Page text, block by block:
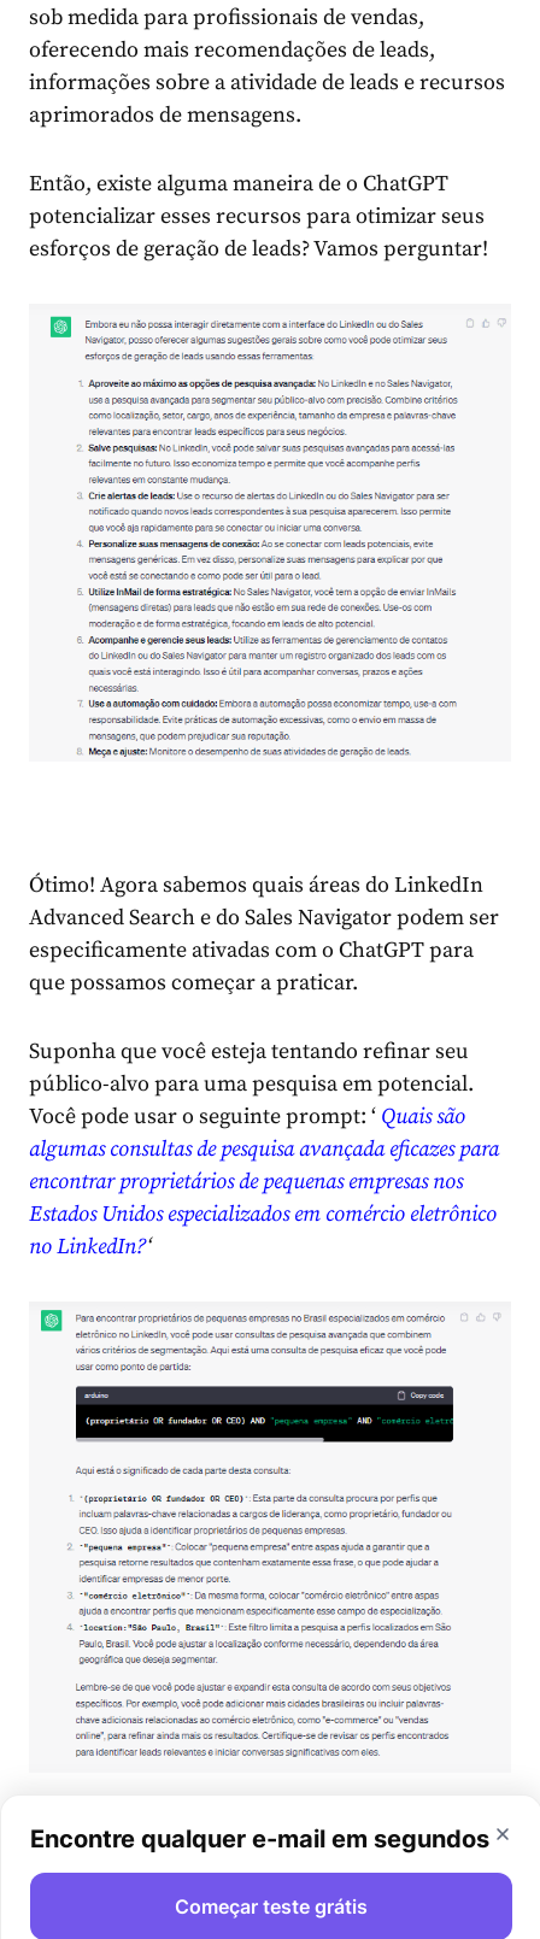
sob medida para profissionais de vendas,
oferecendo mais recomendações de leads,
informações sobre a atividade de leads e recursos
aprimorados de mensagens.
Então, existe alguma maneira de o ChatGPT
potencializar esses recursos para otimizar seus
esforços de geração de leads? Vamos perguntar!
Ótimo! Agora sabemos quais áreas do LinkedIn
Advanced Search e do Sales Navigator podem ser
especificamente ativadas com o ChatGPT para
que possamos começar a praticar.
Suponha que você esteja tentando refinar seu
público-alvo para uma pesquisa em potencial.
Você pode usar o seguinte prompt: ‘ Quais são
algumas consultas de pesquisa avançada eficazes para
encontrar proprietários de pequenas empresas nos
Estados Unidos especializados em comércio eletrônico
no LinkedIn?‘
Aqui está! Bastante informativo, pois fornece
exemplos reais que ressoam com o seu pedido.
Além disso, você sempre pode repetir e
aperfeiçoar a saída inicial para ver quais outras
Encontre qualquer e-mail em segundos
Começar teste grátis